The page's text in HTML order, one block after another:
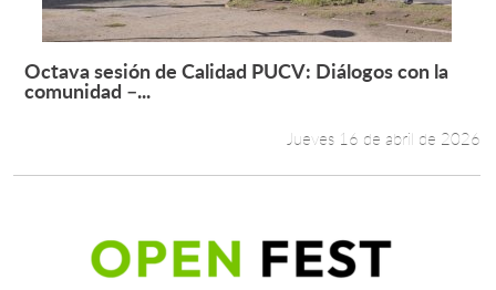
Leer más +
Octava sesión de Calidad PUCV: Diálogos con la
comunidad –...
Jueves 16 de abril de 2026